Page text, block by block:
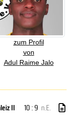
zum Profil
von
Adul Raime Jalo
II 10 : 9 n.E.